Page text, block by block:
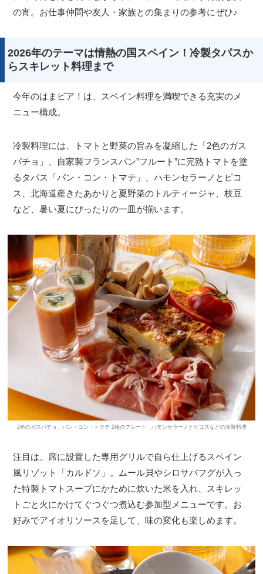
の宵。お仕事仲間や友人・家族との集まりの参考にぜひ♪
2026年のテーマは情熱の国スペイン！冷製タパスか
らスキレット料理まで
今年のはまビア！は、スペイン料理を満喫できる充実のメ
ニュー構成。
冷製料理には、トマトと野菜の旨みを凝縮した「2色のガス
パチョ」、自家製フランスパン”フルート”に完熟トマトを塗
るタパス「パン・コン・トマテ」、ハモンセラーノとピコ
ス、北海道産きたあかりと夏野菜のトルティージャ、枝豆
など、暑い夏にぴったりの一皿が揃います。
2色のガスパチョ、パン・コン・トマテ 2種のフルート、ハモンセラーノとピコスなどの冷製料理
注目は、席に設置した専用グリルで自ら仕上げるスペイン
風リゾット「カルドソ」。ムール貝やシロサバフグが入っ
た特製トマトスープにかために炊いた米を入れ、スキレッ
トごと火にかけてぐつぐつ煮込む参加型メニューです。お
好みでアイオリソースを足して、味の変化も楽しめます。